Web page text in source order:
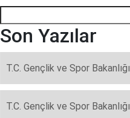
Son Yazılar
T.C. Gençlik ve Spor Bakanlığı
T.C. Gençlik ve Spor Bakanlığı